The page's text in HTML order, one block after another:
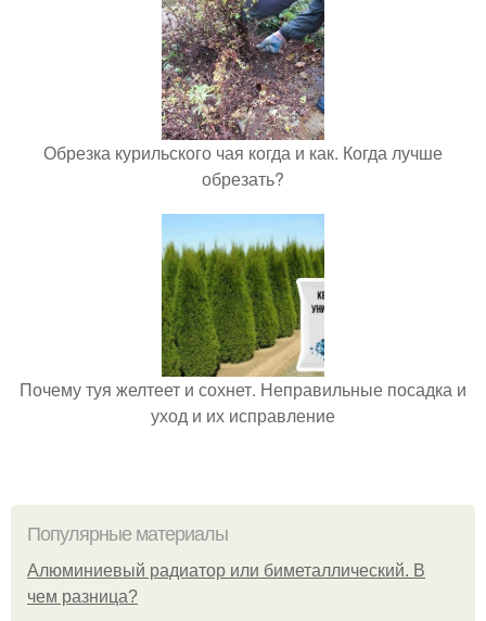
Обрезка курильского чая когда и как. Когда лучше
обрезать?
Почему туя желтеет и сохнет. Неправильные посадка и
уход и их исправление
Популярные материалы
Алюминиевый радиатор или биметаллический. В
чем разница?